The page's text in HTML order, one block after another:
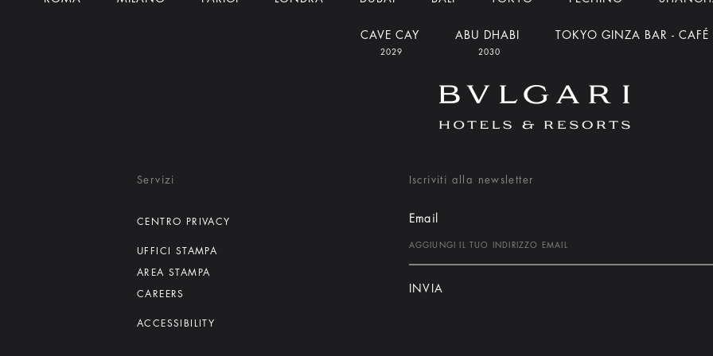
CAVE CAY
2029
ABU DHABI
2030
TOKYO GINZA BAR - CAFÉ
Servizi
CENTRO PRIVACY
UFFICI STAMPA
AREA STAMPA
CAREERS
ACCESSIBILITY
Iscriviti alla newsletter
Email
INVIA